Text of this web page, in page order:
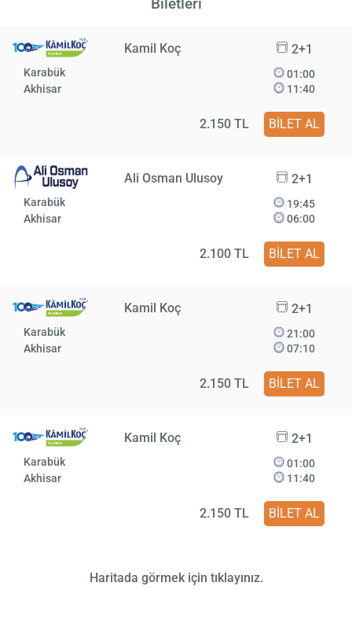
Kamil Koç 2+1
Karabük
Akhisar
01:00
11:40
2.150 TL BİLET AL
Ali Osman Ulusoy 2+1
Karabük
Akhisar
19:45
06:00
2.100 TL BİLET AL
Kamil Koç 2+1
Karabük
Akhisar
21:00
07:10
2.150 TL BİLET AL
Kamil Koç 2+1
Karabük
Akhisar
01:00
11:40
2.150 TL BİLET AL
Haritada görmek için tıklayınız.